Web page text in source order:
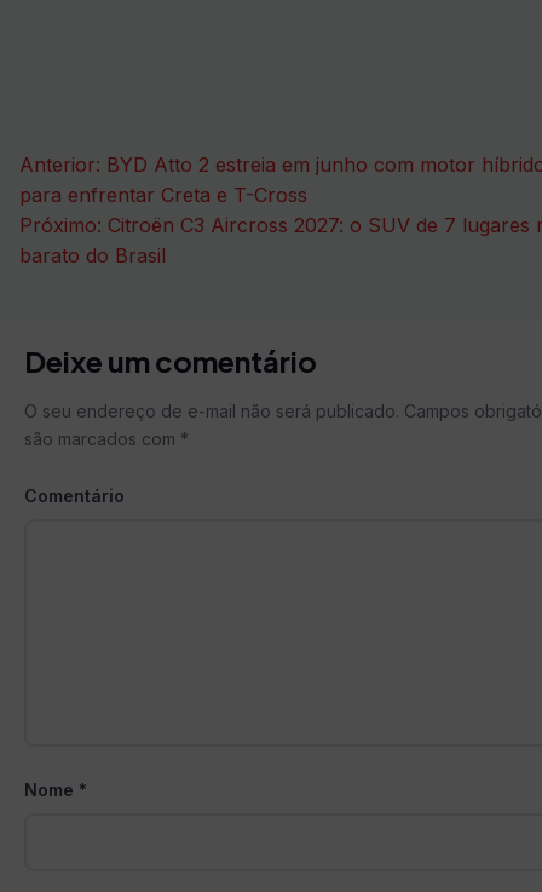
Navegação
de
Post
Anterior: BYD Atto 2 estreia em junho com motor
para enfrentar Creta e T-Cross
Próximo: Citroën C3 Aircross 2027: o SUV de 7 lugares
barato do Brasil
Deixe um comentário
O seu endereço de e-mail não será publicado. Campos
são marcados com *
Comentário
Nome *